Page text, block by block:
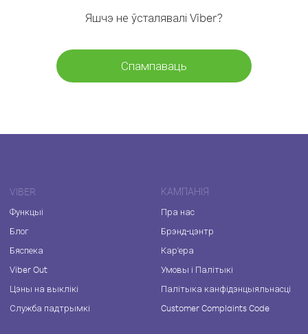
Яшчэ не ўсталявалі Viber?
Спампаваць
VIBER
Функцыі
Блог
Бяспека
Viber Out
Цэны на выклікі
Служба падтрымкі
КАМПАНІЯ
Пра нас
Брэнд-цэнтр
Кар'ера
Умовы і Палітыкі
Палітыка канфідэнцыяльнасці
Customer Complaints Code